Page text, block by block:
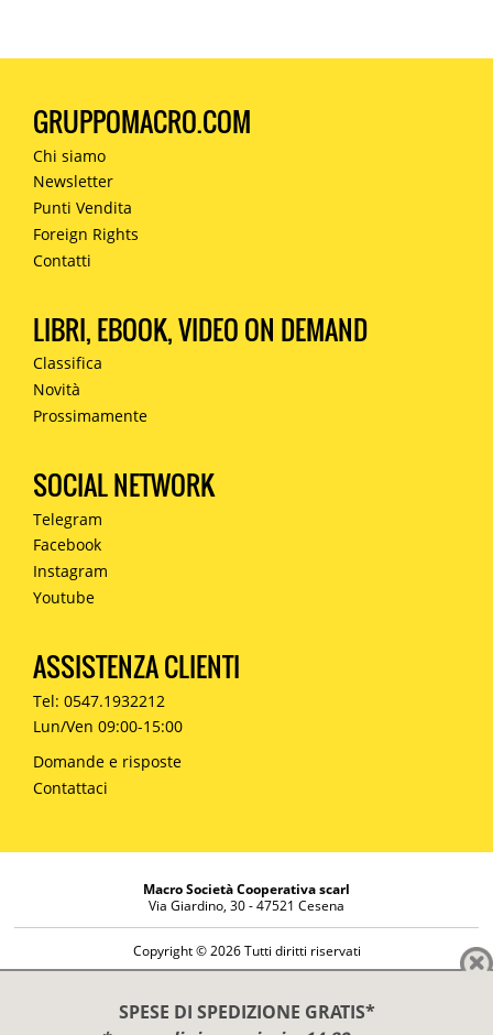
SPESE DI SPEDIZIONE GRATIS*
GRUPPOMACRO.COM
Chi siamo
Newsletter
Punti Vendita
Foreign Rights
Contatti
LIBRI, EBOOK, VIDEO ON DEMAND
Classifica
Novità
Prossimamente
SOCIAL NETWORK
Telegram
Facebook
Instagram
Youtube
ASSISTENZA CLIENTI
Tel: 0547.1932212
Lun/Ven 09:00-15:00
Domande e risposte
Contattaci
Macro Società Cooperativa scarl
Via Giardino, 30 - 47521 Cesena
Copyright © 2026 Tutti diritti riservati
Diritto di reso